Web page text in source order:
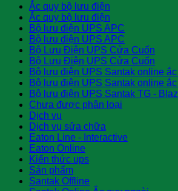
Ắc quy bộ lưu điện
Ắc quy bộ lưu điện
Bộ lưu điện UPS APC
Bộ lưu điện UPS APC
Bộ Lưu Điện UPS Cửa Cuốn
Bộ Lưu Điện UPS Cửa Cuốn
Bộ lưu điện UPS Santak online
Bộ lưu điện UPS Santak online
Bộ lưu điện UPS Santak TG -
Chưa được phân loại
Dịch vụ
Dịch vụ sửa chữa
Eaton Line - Interactive
Eaton Online
Kiến thức ups
Sản phẩm
Santak Offline